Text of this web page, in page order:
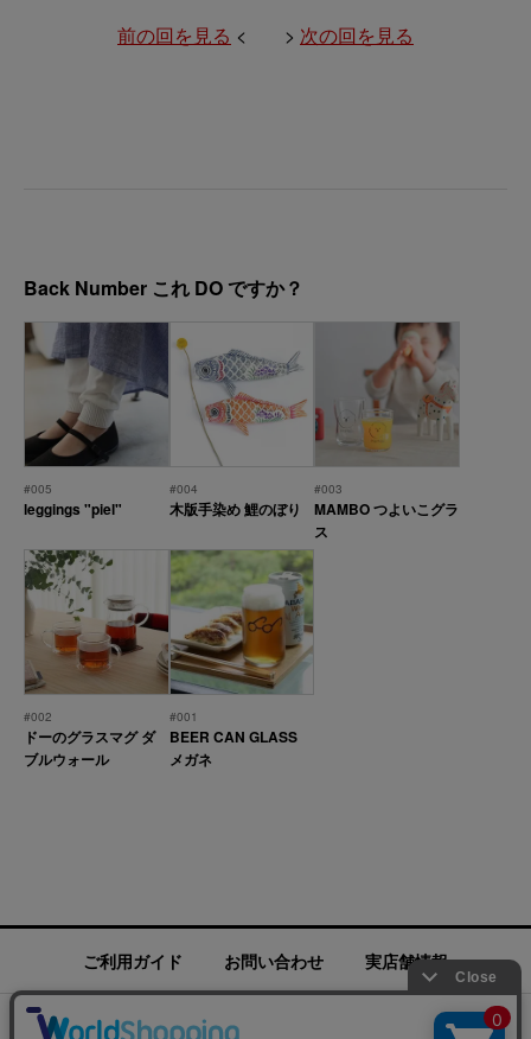
前の回を見る < > 次の回を見る
Back Number これ DO ですか？
#005
leggings "piel"
#004
木版手染め 鯉のぼり
#003
MAMBO つよいこグラ
ス
#002
ドーのグラスマグ ダ
ブルウォール
#001
BEER CAN GLASS
メガネ
ご利用ガイド お問い合わせ 実店舗情報
運営会社